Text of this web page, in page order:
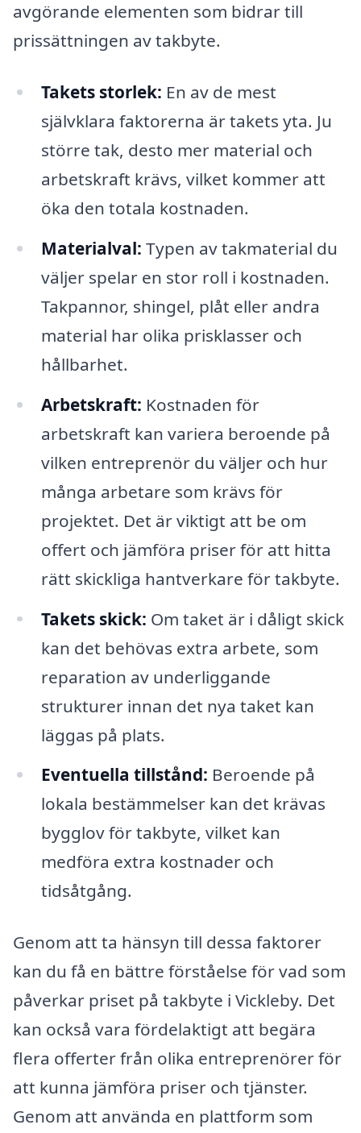
avgörande elementen som bidrar till
prissättningen av takbyte.
Takets storlek: En av de mest
självklara faktorerna är takets yta. Ju
större tak, desto mer material och
arbetskraft krävs, vilket kommer att
öka den totala kostnaden.
Materialval: Typen av takmaterial du
väljer spelar en stor roll i kostnaden.
Takpannor, shingel, plåt eller andra
material har olika prisklasser och
hållbarhet.
Arbetskraft: Kostnaden för
arbetskraft kan variera beroende på
vilken entreprenör du väljer och hur
många arbetare som krävs för
projektet. Det är viktigt att be om
offert och jämföra priser för att hitta
rätt skickliga hantverkare för takbyte.
Takets skick: Om taket är i dåligt skick
kan det behövas extra arbete, som
reparation av underliggande
strukturer innan det nya taket kan
läggas på plats.
Eventuella tillstånd: Beroende på
lokala bestämmelser kan det krävas
bygglov för takbyte, vilket kan
medföra extra kostnader och
tidsåtgång.
Genom att ta hänsyn till dessa faktorer
kan du få en bättre förståelse för vad som
påverkar priset på takbyte i Vickleby. Det
kan också vara fördelaktigt att begära
flera offerter från olika entreprenörer för
att kunna jämföra priser och tjänster.
Genom att använda en plattform som